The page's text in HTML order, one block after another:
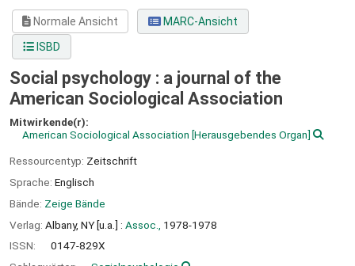
Normale Ansicht
MARC-Ansicht
ISBD
Social psychology : a journal of the
American Sociological Association
Mitwirkende(r):
American Sociological Association [Herausgebendes Organ]
Ressourcentyp: Zeitschrift
Sprache: Englisch
Bände: Zeige Bände
Verlag: Albany, NY [u.a.] : Assoc.,
1978-1978
ISSN:
0147-829X